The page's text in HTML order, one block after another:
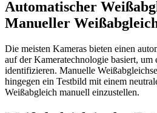
Automatischer
Manueller
Die meisten Kameras bieten einen
auf der Kameratechnologie basiert, um
identifizieren. Manuelle
hingegen ein Testbild mit einem
Weißabgleich manuell einzustellen.